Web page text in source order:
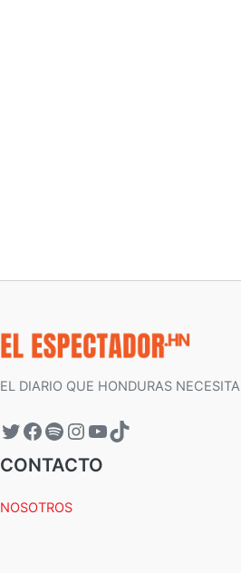
EL DIARIO QUE HONDURAS NECESITA
CONTACTO
NOSOTROS